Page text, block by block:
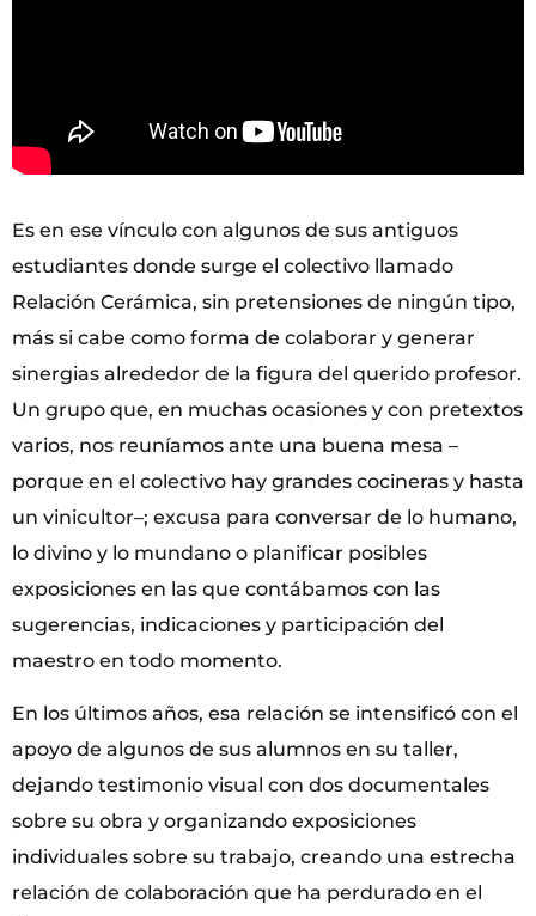
Es en ese vínculo con algunos de sus antiguos
estudiantes donde surge el colectivo llamado
Relación Cerámica, sin pretensiones de ningún tipo,
más si cabe como forma de colaborar y generar
sinergias alrededor de la figura del querido profesor.
Un grupo que, en muchas ocasiones y con pretextos
varios, nos reuníamos ante una buena mesa –
porque en el colectivo hay grandes cocineras y hasta
un vinicultor–; excusa para conversar de lo humano,
lo divino y lo mundano o planificar posibles
exposiciones en las que contábamos con las
sugerencias, indicaciones y participación del
maestro en todo momento.
En los últimos años, esa relación se intensificó con el
apoyo de algunos de sus alumnos en su taller,
dejando testimonio visual con dos documentales
sobre su obra y organizando exposiciones
individuales sobre su trabajo, creando una estrecha
relación de colaboración que ha perdurado en el